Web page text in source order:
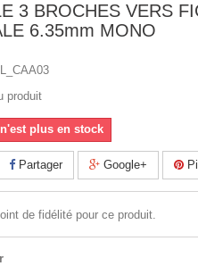
3 BROCHES VERS
6.35mm MONO
produit
plus en stock
Partager Google+
de fidélité pour ce produit.